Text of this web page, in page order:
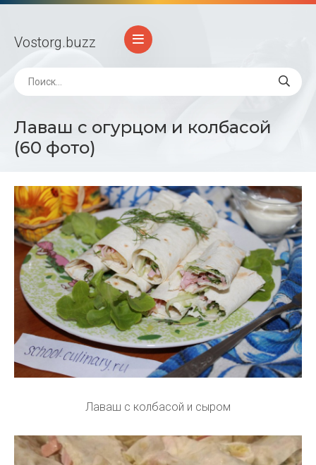
Vostorg.buzz
Лаваш с огурцом и колбасой
(60 фото)
Лаваш с колбасой и сыром